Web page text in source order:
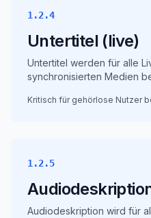
1.2.4
Untertitel (live)
Untertitel werden für alle
synchronisierten Medien
Kritisch für gehörlose Nutzer
1.2.5
Audiodeskription wird für